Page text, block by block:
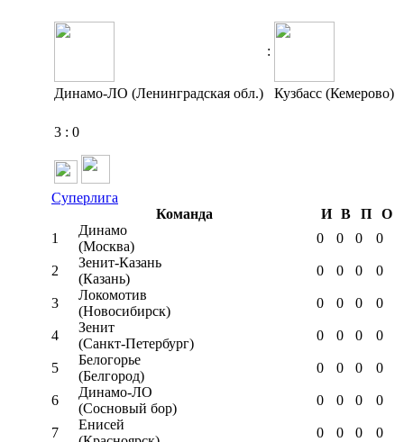
:
Динамо-ЛО (Ленинградская обл.) Кузбасс (Кемерово)
3 : 0
Суперлига
Команда
И В П
О
1
Динамо
(Москва)
0 0 0 0
2
Зенит-Казань
(Казань)
0 0 0 0
3
Локомотив
(Новосибирск)
0 0 0 0
4
Зенит
(Санкт-Петербург)
0 0 0 0
5
Белогорье
(Белгород)
0 0 0 0
6
Динамо-ЛО
(Сосновый бор)
0 0 0 0
7
Енисей
0 0 0 0